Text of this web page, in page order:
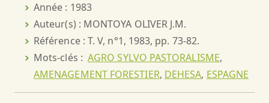
Année : 1983
Auteur(s) : MONTOYA OLIVER J.M.
Référence : T. V, n°1, 1983, pp. 73-82.
Mots-clés :AGRO SYLVO PASTORALISME,
AMENAGEMENT FORESTIER, DEHESA, ESPAGNE